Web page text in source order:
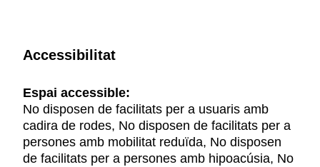
Accessibilitat
Espai accessible:
No disposen de facilitats per a usuaris amb
cadira de rodes, No disposen de facilitats per a
persones amb mobilitat reduïda, No disposen
de facilitats per a persones amb hipoacúsia, No